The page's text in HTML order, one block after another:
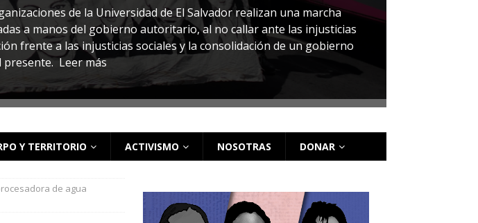
de la Universidad de El Salvador realizan una marcha
a manos del gobierno autoritario, al no callar ante las injusticias
frente a las injusticias sociales y la consolidación de un gobierno
presente.Leer más
Y TERRITORIO ACTIVISMO NOSOTRAS DONAR
de agua